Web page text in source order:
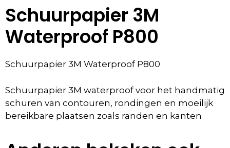
Schuurpapier 3M
Waterproof P800
Schuurpapier 3M Waterproof P800
Schuurpapier 3M waterproof voor het handmatig
schuren van contouren, rondingen en moeilijk
bereikbare plaatsen zoals randen en kanten